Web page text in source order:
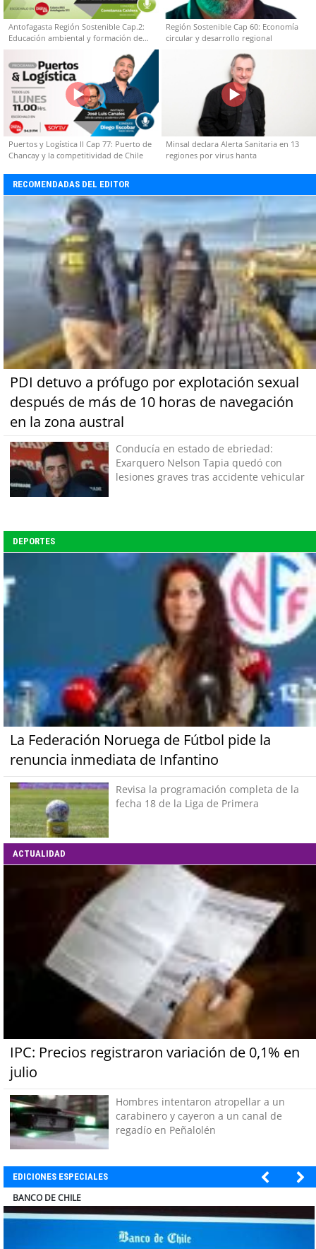
Antofagasta Región Sostenible Cap.2:
Educación ambiental y formación de
capacidades técnicas
Región Sostenible Cap 60: Economía
circular y desarrollo regional
Puertos y Logística II Cap 77: Puerto de
Chancay y la competitividad de Chile
Minsal declara Alerta Sanitaria en 13
regiones por virus hanta
RECOMENDADAS DEL EDITOR
PDI detuvo a prófugo por explotación sexual
después de más de 10 horas de navegación
en la zona austral
Conducía en estado de ebriedad:
Exarquero Nelson Tapia quedó con
lesiones graves tras accidente vehicular
DEPORTES
La Federación Noruega de Fútbol pide la
renuncia inmediata de Infantino
Revisa la programación completa de la
fecha 18 de la Liga de Primera
ACTUALIDAD
IPC: Precios registraron variación de 0,1% en
julio
Hombres intentaron atropellar a un
carabinero y cayeron a un canal de
regadío en Peñalolén
EDICIONES ESPECIALES
ELECTROLUX